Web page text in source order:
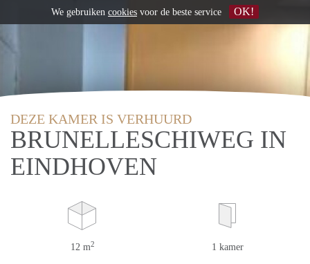
DEZE KAMER IS VERHUURD
BRUNELLESCHIWEG IN
EINDHOVEN
12 m2 1 kamer
We gebruiken cookies voor de beste service OK!